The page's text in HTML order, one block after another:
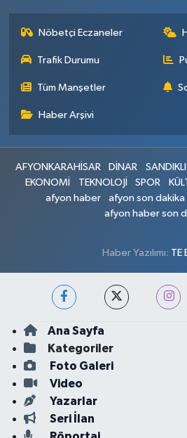
Nöbetçi Eczaneler
Trafik Durumu
Tüm Manşetler
Haber Arşivi
AFYONKARAHİSAR DİNAR SANDIKLI
EKONOMİ
TEKNOLOJİ SPOR
afyon haber
afyon son dakika
afyon haber son
Haber Yazılımı: TE
Ana Sayfa
Kategoriler
Foto Galeri
Video
Yazarlar
Seri İlan